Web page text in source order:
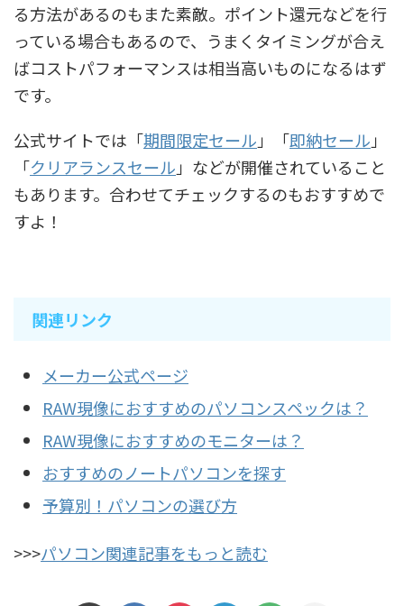
る方法があるのもまた素敵。ポイント還元などを行
っている場合もあるので、うまくタイミングが合え
ばコストパフォーマンスは相当高いものになるはず
です。
公式サイトでは「期間限定セール」「即納セール」
「クリアランスセール」などが開催されていること
もあります。合わせてチェックするのもおすすめで
すよ！
関連リンク
メーカー公式ページ
RAW現像におすすめのパソコンスペックは？
RAW現像におすすめのモニターは？
おすすめのノートパソコンを探す
予算別！パソコンの選び方
>>>パソコン関連記事をもっと読む